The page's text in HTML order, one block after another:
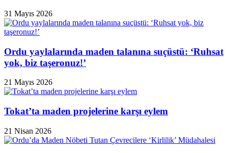
31 Mayıs 2026
Ordu yaylalarında maden talanına suçüstü: ‘Ruhsat
yok, biz taşeronuz!’
21 Mayıs 2026
Tokat’ta maden projelerine karşı eylem
21 Nisan 2026